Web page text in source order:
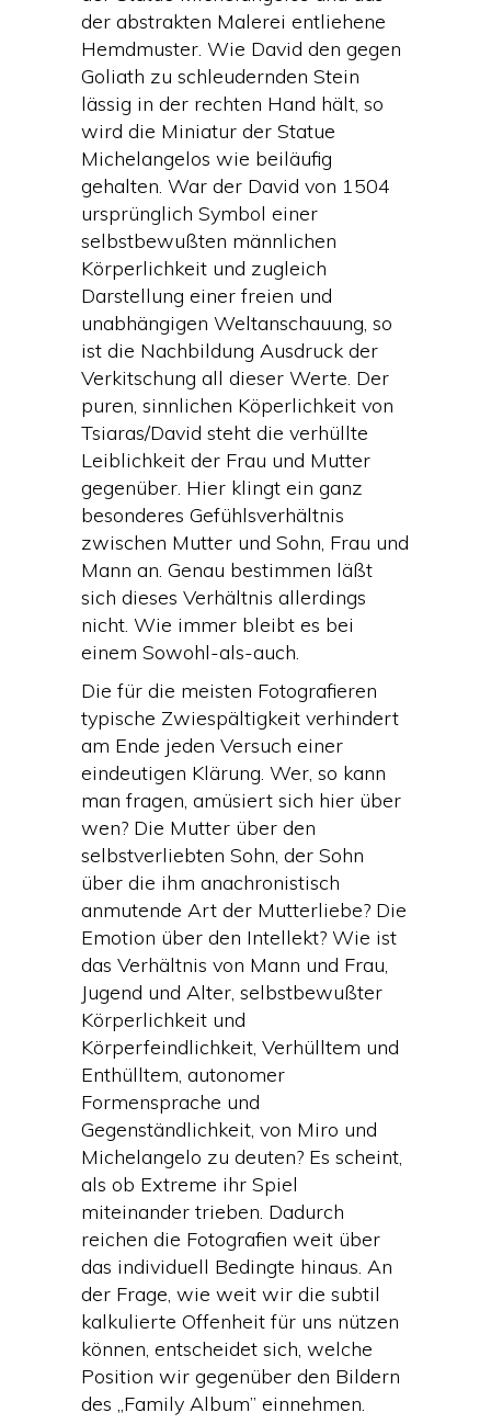
der abstrakten Malerei entliehene
Hemdmuster. Wie David den gegen
Goliath zu schleudernden Stein
lässig in der rechten Hand hält, so
wird die Miniatur der Statue
Michelangelos wie beiläufig
gehalten. War der David von 1504
ursprünglich Symbol einer
selbstbewußten männlichen
Körperlichkeit und zugleich
Darstellung einer freien und
unabhängigen Weltanschauung, so
ist die Nachbildung Ausdruck der
Verkitschung all dieser Werte. Der
puren, sinnlichen Köperlichkeit von
Tsiaras/David steht die verhüllte
Leiblichkeit der Frau und Mutter
gegenüber. Hier klingt ein ganz
besonderes Gefühlsverhältnis
zwischen Mutter und Sohn, Frau und
Mann an. Genau bestimmen läßt
sich dieses Verhältnis allerdings
nicht. Wie immer bleibt es bei
einem Sowohl-als-auch.
Die für die meisten Fotografieren
typische Zwiespältigkeit verhindert
am Ende jeden Versuch einer
eindeutigen Klärung. Wer, so kann
man fragen, amüsiert sich hier über
wen? Die Mutter über den
selbstverliebten Sohn, der Sohn
über die ihm anachronistisch
anmutende Art der Mutterliebe? Die
Emotion über den Intellekt? Wie ist
das Verhältnis von Mann und Frau,
Jugend und Alter, selbstbewußter
Körperlichkeit und
Körperfeindlichkeit, Verhülltem und
Enthülltem, autonomer
Formensprache und
Gegenständlichkeit, von Miro und
Michelangelo zu deuten? Es scheint,
als ob Extreme ihr Spiel
miteinander trieben. Dadurch
reichen die Fotografien weit über
das individuell Bedingte hinaus. An
der Frage, wie weit wir die subtil
kalkulierte Offenheit für uns nützen
können, entscheidet sich, welche
Position wir gegenüber den Bildern
des „Family Album” einnehmen.